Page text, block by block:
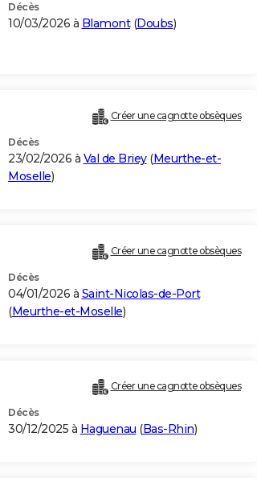
Décès
10/03/2026 à Blamont(Doubs)
Créer une cagnotte obsèques
Décès
23/02/2026 à Val de Briey(Meurthe-et-
Moselle)
Créer une cagnotte obsèques
Décès
04/01/2026 à Saint-Nicolas-de-Port
(Meurthe-et-Moselle)
Créer une cagnotte obsèques
Décès
30/12/2025 à Haguenau (Bas-Rhin)